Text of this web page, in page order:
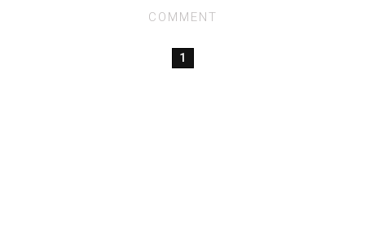
COMMENT
1